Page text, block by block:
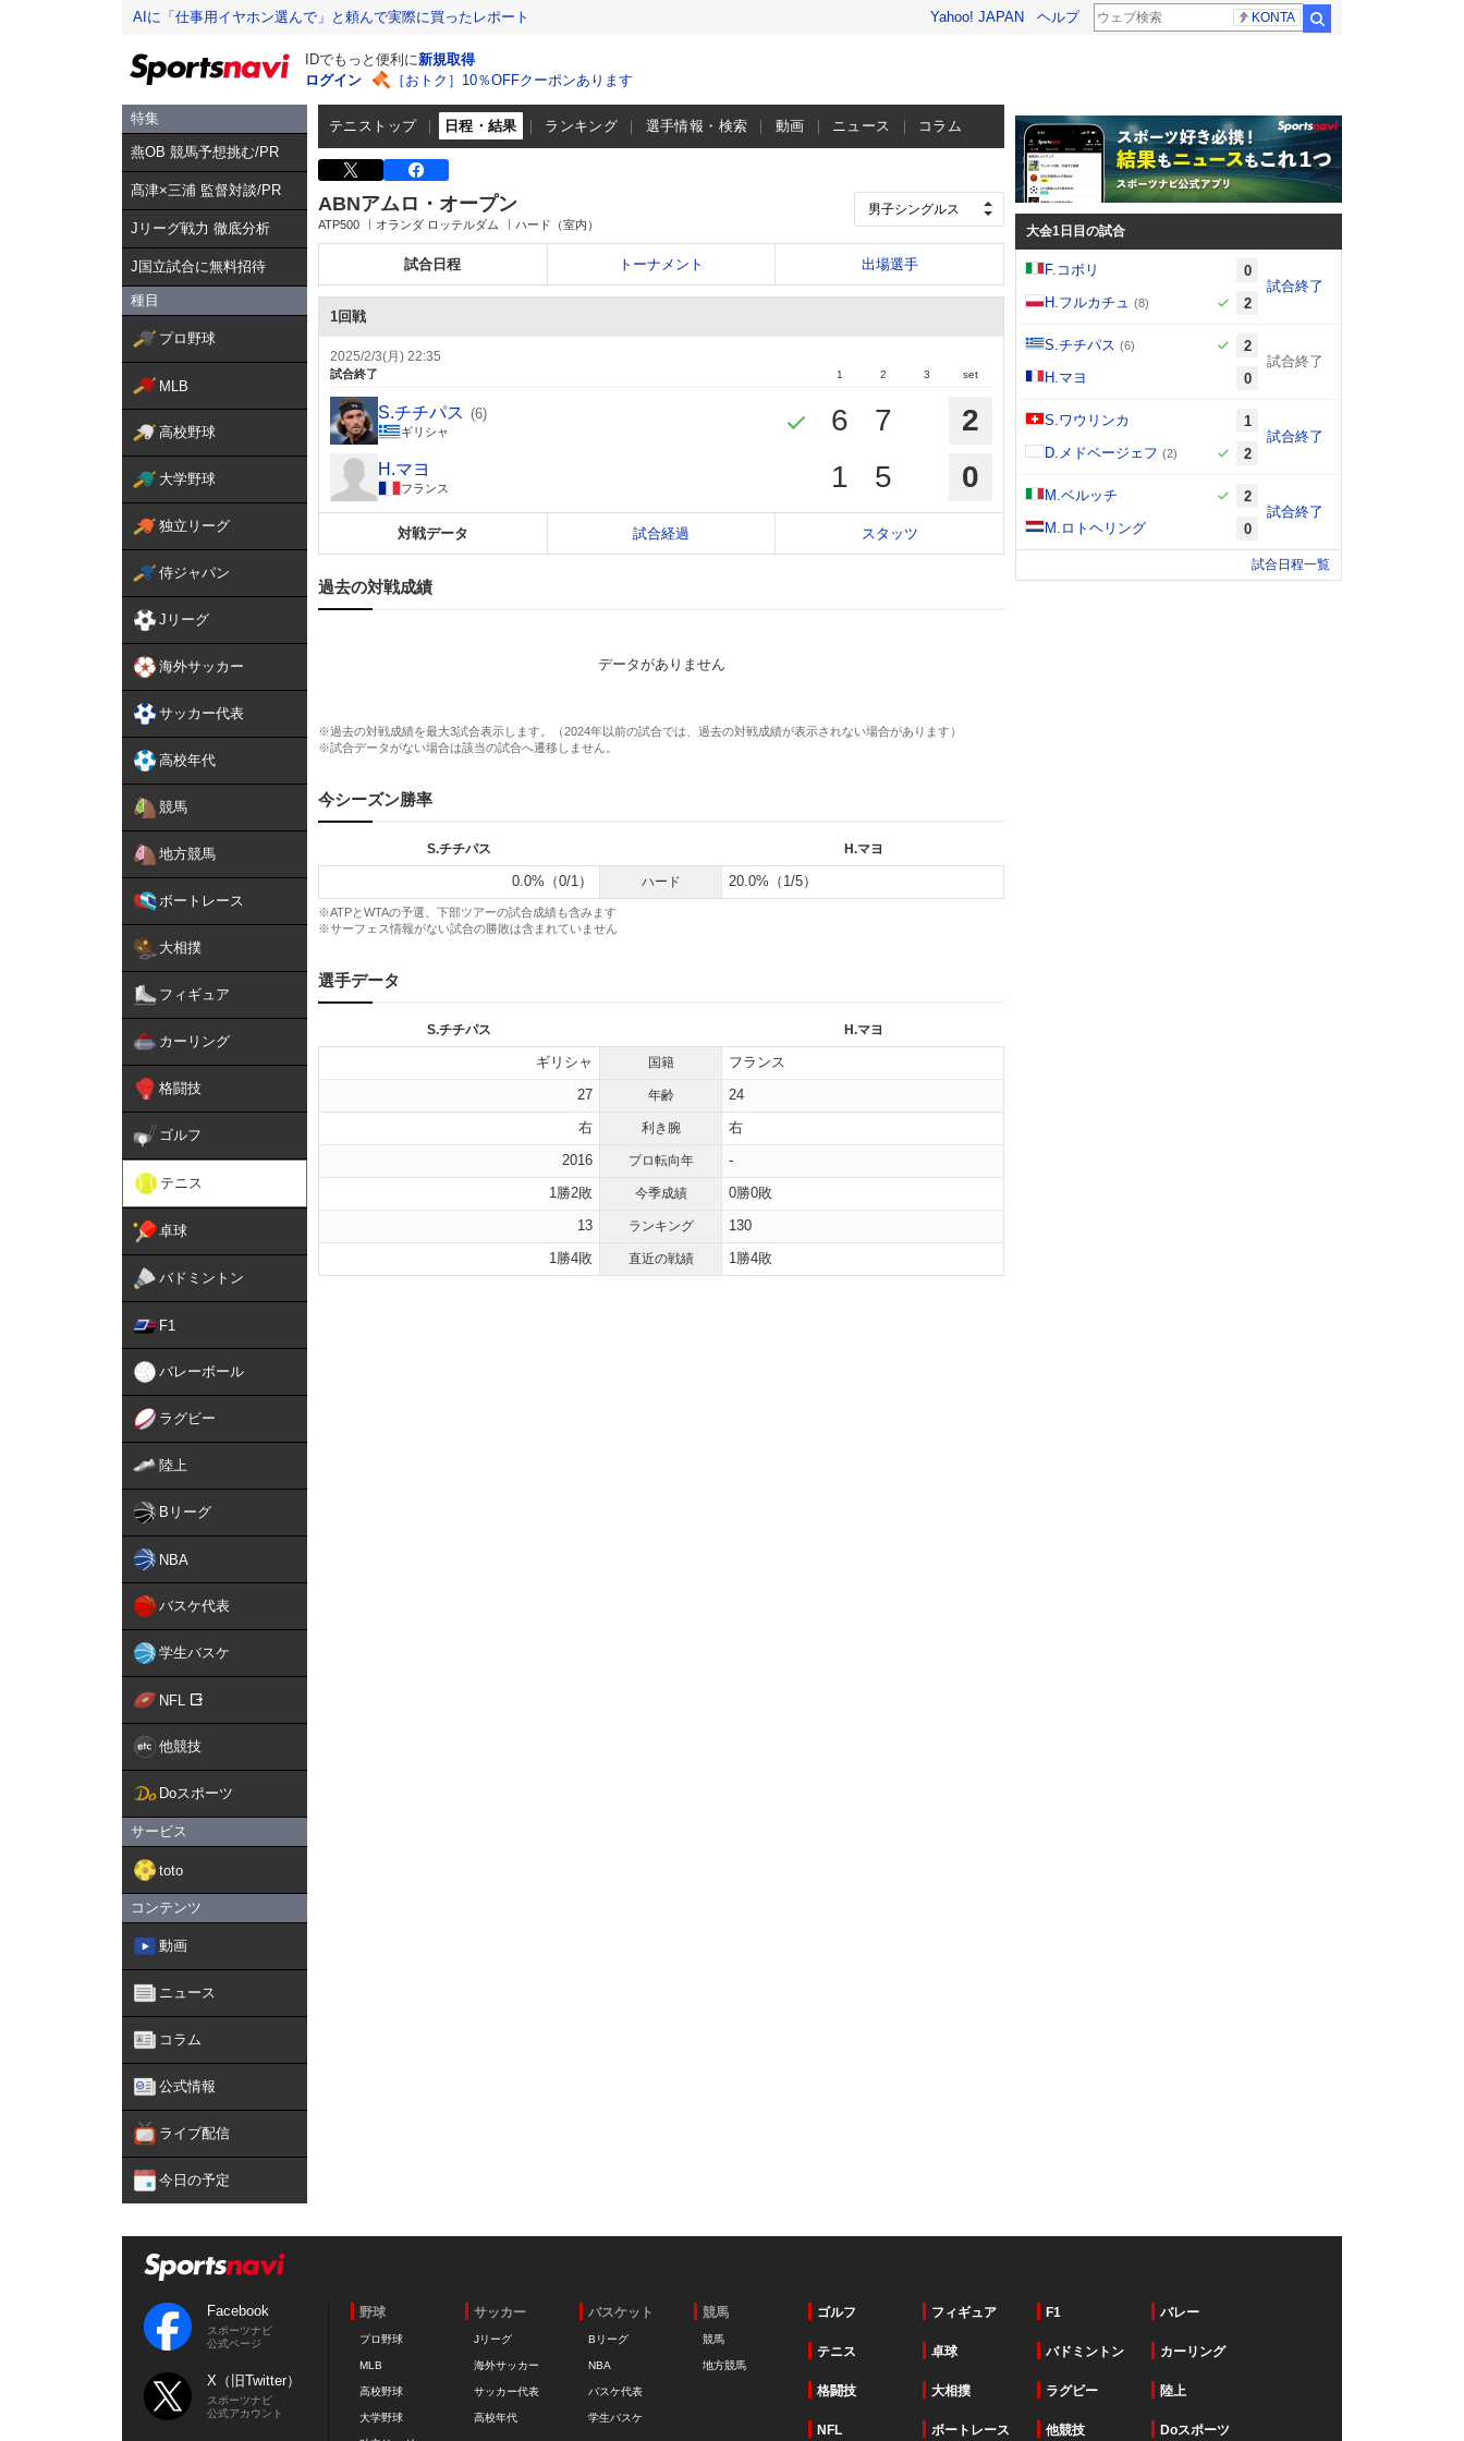
AIに「仕事用イヤホン選んで」と頼んで実際に買ったレポート Yahoo! JAPAN ヘルプ KONTA
IDでもっと便利に新規取得
ログイン
［おトク］10％OFFクーポンあります
特集
燕OB 競馬予想挑む/PR
髙津×三浦 監督対談/PR
Jリーグ戦力 徹底分析
J国立試合に無料招待
種目
プロ野球
MLB
高校野球
大学野球
独立リーグ
侍ジャパン
Jリーグ
海外サッカー
サッカー代表
高校年代
競馬
地方競馬
ボートレース
大相撲
フィギュア
カーリング
格闘技
ゴルフ
テニス
卓球
バドミントン
F1
バレーボール
ラグビー
陸上
Bリーグ
NBA
バスケ代表
学生バスケ
NFL
他競技
Doスポーツ
サービス
toto
コンテンツ
動画
ニュース
コラム
公式情報
ライブ配信
今日の予定
テニストップ 日程・結果 ランキング 選手情報・検索 動画 ニュース コラム
ABNアムロ・オープン
ATP500 オランダ ロッテルダム ハード（室内）
試合日程 トーナメント 出場選手
1回戦
2025/2/3(月) 22:35
試合終了 1 2 3 set
S.チチパス (6)
ギリシャ 6 7 2
H.マヨ
フランス 1 5 0
対戦データ 試合経過 スタッツ
過去の対戦成績
データがありません
※過去の対戦成績を最大3試合表示します。（2024年以前の試合では、過去の対戦成績が表示されない場合があります）
※試合データがない場合は該当の試合へ遷移しません。
今シーズン勝率
S.チチパス H.マヨ
0.0%（0/1） ハード 20.0%（1/5）
※ATPとWTAの予選、下部ツアーの試合成績も含みます
※サーフェス情報がない試合の勝敗は含まれていません
選手データ
S.チチパス H.マヨ
ギリシャ 国籍
フランス
27
年齢
24
右
利き腕
右
2016
プロ転向年
-
1勝2敗
今季成績
0勝0敗
13
ランキング
130
1勝4敗
直近の戦績 1勝4敗
大会1日目の試合
F.コボリ
0
H.フルカチュ (8) 2
試合終了
S.チチパス (6)
2
H.マヨ
0
試合終了
S.ワウリンカ
1
D.メドベージェフ (2) 2
試合終了
M.ベルッチ
2
M.ロトヘリング
0
試合終了
試合日程一覧
Facebook
スポーツナビ
公式ページ
X（旧Twitter）
スポーツナビ
公式アカウント
野球
プロ野球
MLB
高校野球
大学野球
サッカー
Jリーグ
海外サッカー
サッカー代表
高校年代
バスケット
Bリーグ
NBA
バスケ代表
学生バスケ
競馬
競馬
地方競馬
ゴルフ フィギュア F1 バレー
テニス 卓球 バドミントン カーリング
格闘技 大相撲 ラグビー 陸上
NFL ボートレース 他競技 Doスポーツ